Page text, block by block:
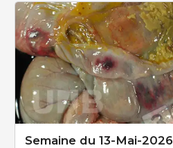
Semaine du 13-Mai-2026